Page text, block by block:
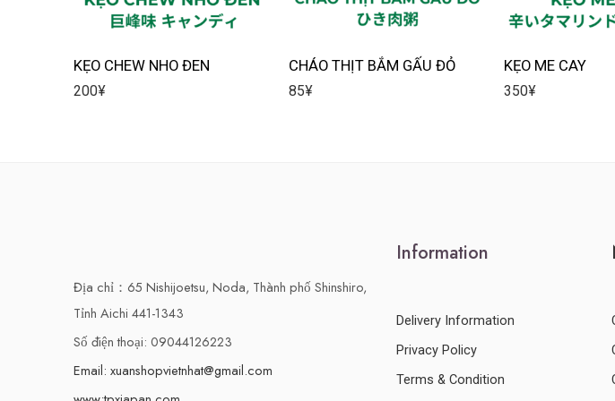
KẸO CHEW NHO ĐEN
200¥
CHÁO THỊT BẮM GẤU ĐỎ
85¥
KẸO ME CAY
350¥
Địa chỉ：65 Nishijoetsu, Noda, Thành phố Shinshiro,
Tỉnh Aichi 441-1343
Số điện thoại: 09044126223
Email: xuanshopvietnhat@gmail.com
Information
Delivery Information
Privacy Policy
Terms & Condition